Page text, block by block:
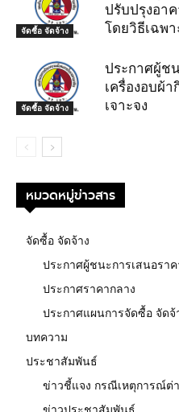
จัดซื้อ จัดจ้าง
ปรับปรุงอา
โดยวิธีเฉพา
จัดซื้อ จัดจ้าง
ประกาศผู้ช
เครื่องอบผ้
เจาะจง
หมวดหมู่ข่าวสาร
จัดซื้อ จัดจ้าง
ประกาศผู้ชนะการเสนอราค
ประกาศราคากลาง
ประกาศแผนการจัดซื้อ จัดจ้
บทความ
ประชาสัมพันธ์
ข่าวชี้แจง กรณีเหตุการณ์ต่